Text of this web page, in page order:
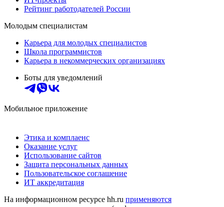
Рейтинг работодателей России
Молодым специалистам
Карьера для молодых специалистов
Школа программистов
Карьера в некоммерческих организациях
Боты для уведомлений
Мобильное приложение
Этика и комплаенс
Оказание услуг
Использование сайтов
Защита персональных данных
Пользовательское соглашение
ИТ аккредитация
На информационном ресурсе hh.ru применяются